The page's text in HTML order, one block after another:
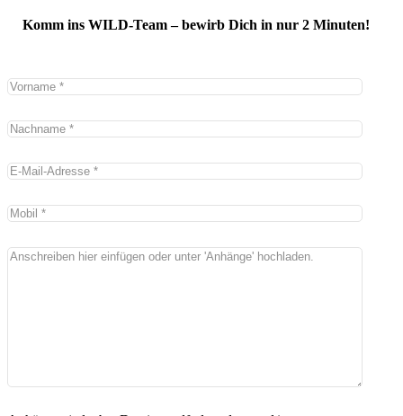
Komm ins WILD-Team – bewirb Dich in nur 2 Minuten!